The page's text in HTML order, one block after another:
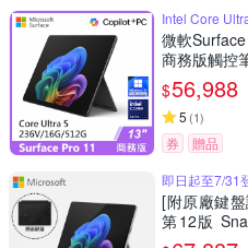
Intel Core
微軟
商務版觸控
$56,988
5 (1)
券
贈品
即日起至7/31
[附原廠鍵
第12版
平板筆電